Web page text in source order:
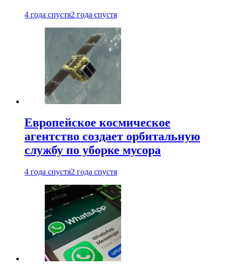
4 года спустя2 года спустя
Европейское космическое
агентство создает орбитальную
службу по уборке мусора
4 года спустя2 года спустя